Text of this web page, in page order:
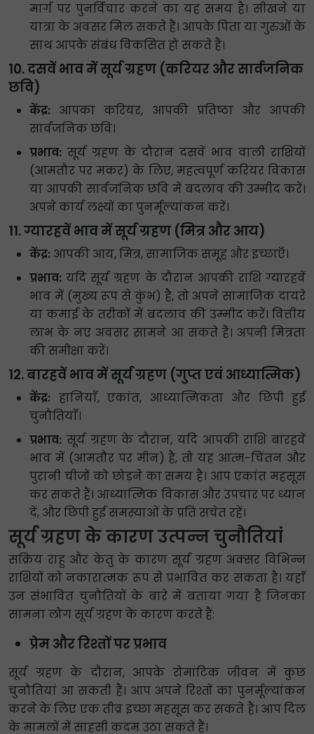
मार्ग पर पुनर्विचार करने का यह समय है। सीखने या
यात्रा के अवसर मिल सकते हैं। आपके पिता या गुरुओं के
साथ आपके संबंध विकसित हो सकते हैं।
10. दसवें भाव में सूर्य ग्रहण (करियर और सार्वजनिक
छवि)
केंद्र: आपका करियर, आपकी प्रतिष्ठा और आपकी
सार्वजनिक छवि।
प्रभाव: सूर्य ग्रहण के दौरान दसवें भाव वाली राशियों
(आमतौर पर मकर) के लिए, महत्वपूर्ण करियर विकास
या आपकी सार्वजनिक छवि में बदलाव की उम्मीद करें।
अपने कार्य लक्ष्यों का पुनर्मूल्यांकन करें।
11. ग्यारहवें भाव में सूर्य ग्रहण (मित्र और आय)
केंद्र: आपकी आय, मित्र, सामाजिक समूह और इच्छाएँ।
प्रभाव: यदि सूर्य ग्रहण के दौरान आपकी राशि ग्यारहवें
भाव में (मुख्य रूप से कुंभ) है, तो अपने सामाजिक दायरे
या कमाई के तरीकों में बदलाव की उम्मीद करें। वित्तीय
लाभ के नए अवसर सामने आ सकते हैं। अपनी मित्रता
की समीक्षा करें।
12. बारहवें भाव में सूर्य ग्रहण (गुप्त एवं आध्यात्मिक)
केंद्र: हानियाँ, एकांत, आध्यात्मिकता और छिपी हुई
चुनौतियाँ।
प्रभाव: सूर्य ग्रहण के दौरान, यदि आपकी राशि बारहवें
भाव में (आमतौर पर मीन) है, तो यह आत्म-चिंतन और
पुरानी चीजों को छोड़ने का समय है। आप एकांत महसूस
कर सकते हैं। आध्यात्मिक विकास और उपचार पर ध्यान
दें, और छिपी हुई समस्याओं के प्रति सचेत रहें।
सूर्य ग्रहण के कारण उत्पन्न चुनौतियां
सक्रिय राहु और केतु के कारण सूर्य ग्रहण अक्सर विभिन्न
राशियों को नकारात्मक रूप से प्रभावित कर सकता है। यहाँ
उन संभावित चुनौतियों के बारे में बताया गया है जिनका
सामना लोग सूर्य ग्रहण के कारण करते हैं:
प्रेम और रिश्तों पर प्रभाव
सूर्य ग्रहण के दौरान, आपके रोमांटिक जीवन में कुछ
चुनौतियां आ सकती हैं। आप अपने रिश्तों का पुनर्मूल्यांकन
करने के लिए एक तीव्र इच्छा महसूस कर सकते हैं। आप दिल
के मामलों में साहसी कदम उठा सकते हैं।